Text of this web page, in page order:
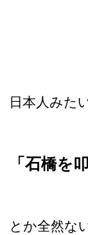
日本人みた
「石橋を
とか全然な